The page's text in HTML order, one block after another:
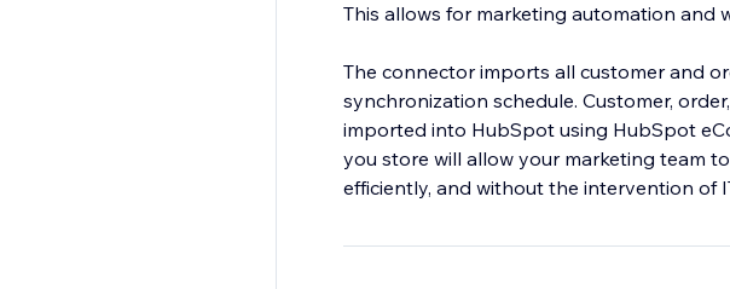
This allows for marketing automation and
The connector imports all customer and
synchronization schedule. Customer,
imported into HubSpot using HubSpot
you store will allow your marketing team
efficiently, and without the intervention of